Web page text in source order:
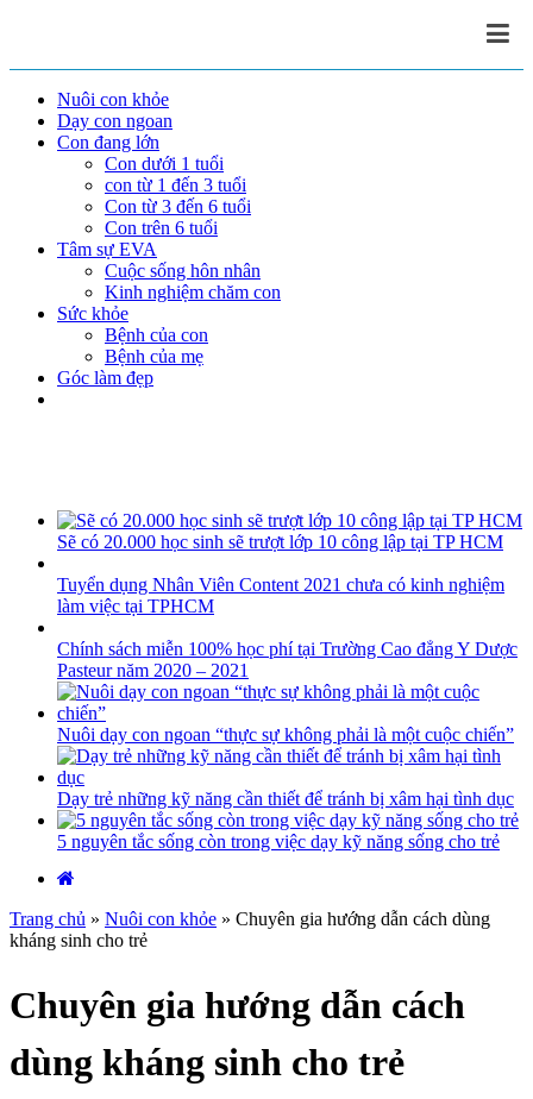
Nuôi con khỏe
Dạy con ngoan
Con đang lớn
Con dưới 1 tuổi
con từ 1 đến 3 tuổi
Con từ 3 đến 6 tuổi
Con trên 6 tuổi
Tâm sự EVA
Cuộc sống hôn nhân
Kinh nghiệm chăm con
Sức khỏe
Bệnh của con
Bệnh của mẹ
Góc làm đẹp
Sẽ có 20.000 học sinh sẽ trượt lớp 10 công lập tại TP HCM
Tuyển dụng Nhân Viên Content 2021 chưa có kinh nghiệm
làm việc tại TPHCM
Chính sách miễn 100% học phí tại Trường Cao đẳng Y Dược
Pasteur năm 2020 – 2021
Nuôi dạy con ngoan “thực sự không phải là một cuộc chiến”
Dạy trẻ những kỹ năng cần thiết để tránh bị xâm hại tình dục
5 nguyên tắc sống còn trong việc dạy kỹ năng sống cho trẻ
Trang chủ » Nuôi con khỏe » Chuyên gia hướng dẫn cách dùng
kháng sinh cho trẻ
Chuyên gia hướng dẫn cách
dùng kháng sinh cho trẻ